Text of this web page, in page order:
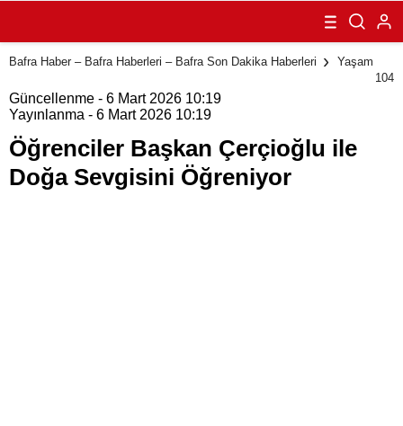
Çerçioğlu ile
Doğa Sevgisini
Öğreniyor
Bafra Haber – Bafra Haberleri – Bafra Son Dakika Haberleri
Yaşam
104
Güncellenme - 6 Mart 2026 10:19
Yayınlanma - 6 Mart 2026 10:19
Öğrenciler Başkan Çerçioğlu ile
Doğa Sevgisini Öğreniyor